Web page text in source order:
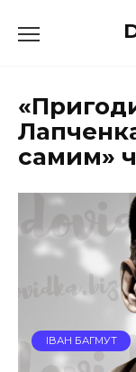
до
самим»
ІВАН БАГМУТ